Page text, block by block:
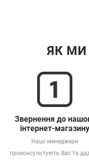
ЯК
Звернення до
інтернет-магазину
Наші менеджери
проконсультують Вас та